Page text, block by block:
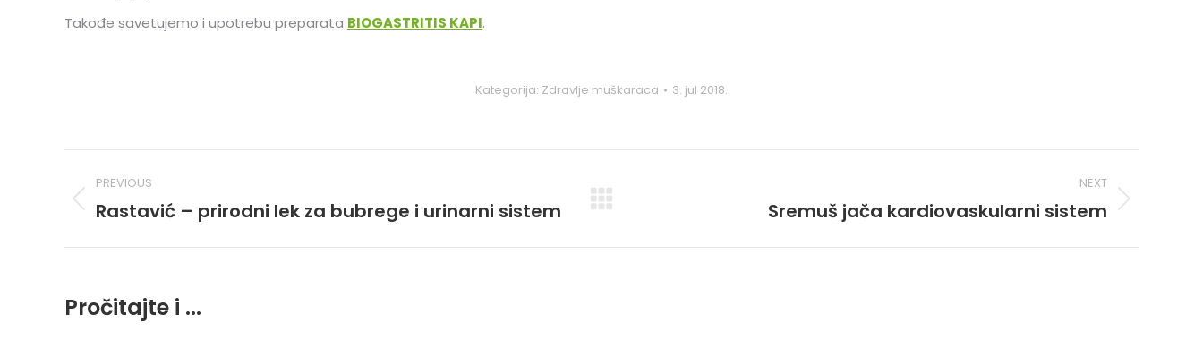
Takođe savetujemo i upotrebu preparata BIOGASTRITIS KAPI.
Kategorija: Zdravlje muškaraca 3. jul 2018.
Post
navigation
PREVIOUS
Previous
Rastavić – prirodni lek za bubrege i urinarni sistem
NEXT
Sremuš jača kardiovaskularni sistem
Pročitajte i ...